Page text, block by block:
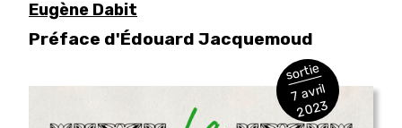
Eugène Dabit
Préface d'Édouard Jacquemoud
sortie
7 avril
2023